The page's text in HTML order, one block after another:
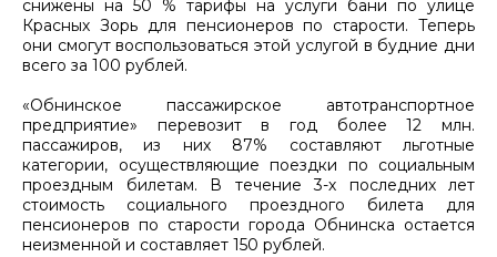
снижены на 50 % тарифы на услуги бани по улице
Красных Зорь для пенсионеров по старости. Теперь
они смогут воспользоваться этой услугой в будние дни
всего за 100 рублей.
«Обнинское пассажирское автотранспортное
предприятие» перевозит в год более 12 млн.
пассажиров, из них 87% составляют льготные
категории, осуществляющие поездки по социальным
проездным билетам. В течение 3-х последних лет
стоимость социального проездного билета для
пенсионеров по старости города Обнинска остается
неизменной и составляет 150 рублей.